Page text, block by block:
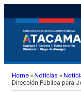
Home » Noticias »
Dirección Pública para